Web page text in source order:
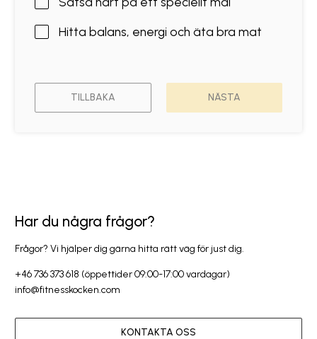
Hitta balans, energi och äta bra mat
TILLBAKA NÄSTA
Har du några frågor?
Frågor? Vi hjälper dig gärna hitta rätt väg för just dig.
+46 736 373 618 (öppettider 09:00-17:00 vardagar)
info@fitnesskocken.com
KONTAKTA OSS